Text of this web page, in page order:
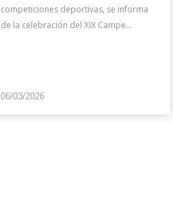
competiciones deportivas, se informa
de la celebración del XIX Campe...
06/03/2026